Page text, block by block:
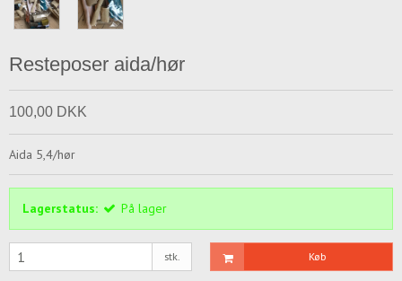
Resteposer aida/hør
100,00 DKK
Aida 5,4/hør
Lagerstatus: På lager
stk. Køb